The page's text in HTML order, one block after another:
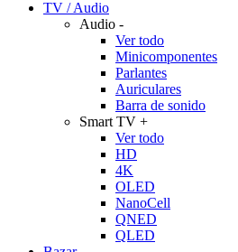
TV / Audio
Audio -
Ver todo
Minicomponentes
Parlantes
Auriculares
Barra de sonido
Smart TV +
Ver todo
HD
4K
OLED
NanoCell
QNED
QLED